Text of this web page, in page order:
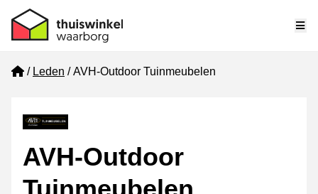
Home
Leden AVH-Outdoor Tuinmeubelen
AVH-Outdoor